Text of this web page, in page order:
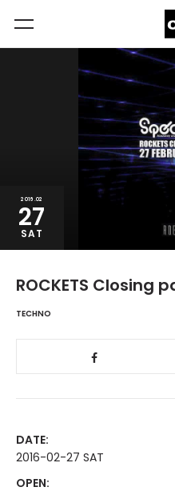
2016.02
27
SAT
ROCKETS Closing
TECHNO
DATE:
2016-02-27 SAT
OPEN: